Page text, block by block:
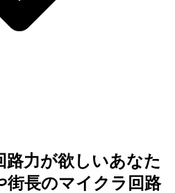
路力が欲しいあなた
街長のマイクラ回路